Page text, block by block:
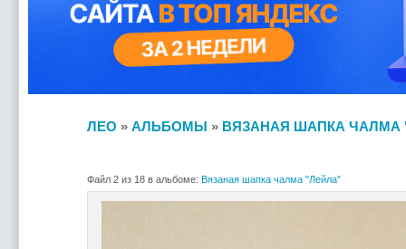
ЛЕО » АЛЬБОМЫ » ВЯЗАНАЯ ШАПКА ЧАЛМА
Файл 2 из 18 в альбоме: Вязаная шапка чалма "Лейла"